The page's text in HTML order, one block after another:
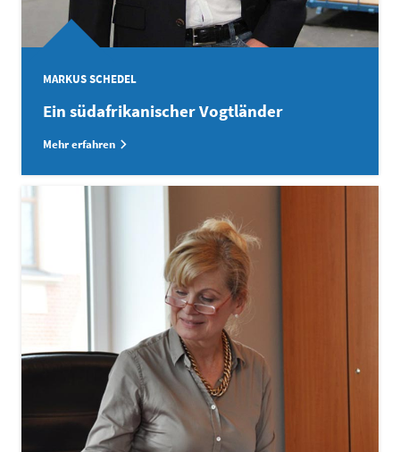
MARKUS SCHEDEL
Ein südafrikanischer Vogtländer
Mehr erfahren